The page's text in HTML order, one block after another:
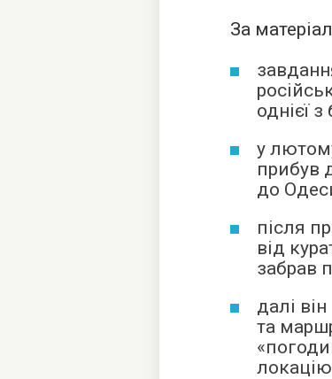
За
однієї
у
прибув
до
після
від
забрав
далі
та